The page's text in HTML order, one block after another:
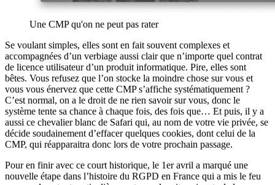
Une CMP qu'on ne peut pas rater
Se voulant simples, elles sont en fait souvent complexes et
accompagnées d’un verbiage aussi clair que n’importe quel contrat
de licence utilisateur d’un produit informatique. Pire, elles sont
bêtes. Vous refusez que l’on stocke la moindre chose sur vous et
vous vous énervez que cette CMP s’affiche systématiquement ?
C’est normal, on a le droit de ne rien savoir sur vous, donc le
système tente sa chance à chaque fois, des fois que… Et puis, il y a
aussi ce chevalier blanc de Safari qui, au nom de votre vie privée, se
décide soudainement d’effacer quelques cookies, dont celui de la
CMP, qui réapparaitra donc lors de votre prochain passage.
Pour en finir avec ce court historique, le 1er avril a marqué une
nouvelle étape dans l’histoire du RGPD en France qui a mis le feu